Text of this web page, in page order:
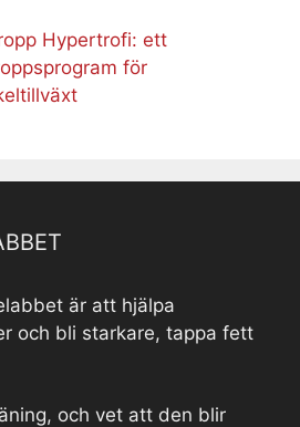
Hypertrofi: ett
för
är att hjälpa
och bli starkare, tappa fett
och vet att den blir